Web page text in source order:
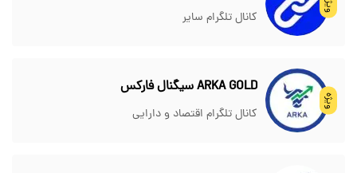
ویژه
کانال تلگرام سایر
ویژه
ARKA GOLD سیگنال فارکس
کانال تلگرام اقتصاد و دارایی